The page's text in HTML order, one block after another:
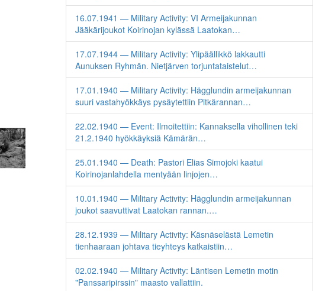
16.07.1941 — Military Activity: VI Armeijakunnan
Jääkärijoukot Koirinojan kylässä Laatokan…
17.07.1944 — Military Activity: Ylipäällikkö lakkautti
Aunuksen Ryhmän. Nietjärven torjuntataistelut…
17.01.1940 — Military Activity: Hägglundin armeijakunnan
suuri vastahyökkäys pysäytettiin Pitkärannan…
22.02.1940 — Event: Ilmoitettiin: Kannaksella vihollinen teki
21.2.1940 hyökkäyksiä Kämärän…
25.01.1940 — Death: Pastori Elias Simojoki kaatui
Koirinojanlahdella mentyään linjojen…
10.01.1940 — Military Activity: Hägglundin armeijakunnan
joukot saavuttivat Laatokan rannan.…
28.12.1939 — Military Activity: Käsnäselästä Lemetin
tienhaaraan johtava tieyhteys katkaistiin…
02.02.1940 — Military Activity: Läntisen Lemetin motin
"Panssaripirssin" maasto vallattiin.